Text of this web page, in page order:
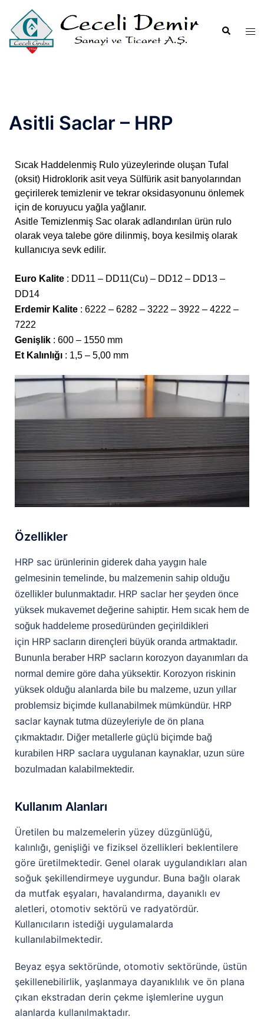
Asitli Saclar – HRP
Sıcak Haddelenmiş Rulo yüzeylerinde oluşan Tufal
(oksit) Hidroklorik asit veya Sülfürik asit banyolarından
geçirilerek temizlenir ve tekrar oksidasyonunu önlemek
için de koruyucu yağla yağlanır.
Asitle Temizlenmiş Sac olarak adlandırılan ürün rulo
olarak veya talebe göre dilinmiş, boya kesilmiş olarak
kullanıcıya sevk edilir.
Euro Kalite : DD11 – DD11(Cu) – DD12 – DD13 –
DD14
Erdemir Kalite : 6222 – 6282 – 3222 – 3922 – 4222 –
7222
Genişlik : 600 – 1550 mm
Et Kalınlığı : 1,5 – 5,00 mm
Özellikler
HRP sac ürünlerinin giderek daha yaygın hale
gelmesinin temelinde, bu malzemenin sahip olduğu
özellikler bulunmaktadır. HRP saclar her şeyden önce
yüksek mukavemet değerine sahiptir. Hem sıcak hem de
soğuk haddeleme prosedüründen geçirildikleri
için HRP sacların dirençleri büyük oranda artmaktadır.
Bununla beraber HRP sacların korozyon dayanımları da
normal demire göre daha yüksektir. Korozyon riskinin
yüksek olduğu alanlarda bile bu malzeme, uzun yıllar
problemsiz biçimde kullanabilmek mümkündür. HRP
saclar kaynak tutma düzeyleriyle de ön plana
çıkmaktadır. Diğer metallerle güçlü biçimde bağ
kurabilen HRP saclara uygulanan kaynaklar, uzun süre
bozulmadan kalabilmektedir.
Kullanım Alanları
Üretilen bu malzemelerin yüzey düzgünlüğü,
kalınlığı, genişliği ve fiziksel özellikleri beklentilere
göre üretilmektedir. Genel olarak uygulandıkları alan
soğuk şekillendirmeye uygundur. Buna bağlı olarak
da mutfak eşyaları, havalandırma, dayanıklı ev
aletleri, otomotiv sektörü ve radyatördür.
Kullanıcıların istediği uygulamalarda
kullanılabilmektedir.
Beyaz eşya sektöründe, otomotiv sektöründe, üstün
şekillenebilirlik, yaşlanmaya dayanıklılık ve ön plana
çıkan ekstradan derin çekme işlemlerine uygun
alanlarda kullanılmaktadır.